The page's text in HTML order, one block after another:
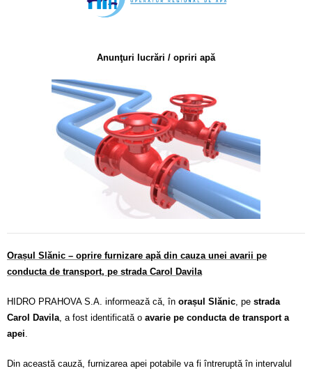
Guvernanță Corporativă
Informații de interes public
Calitatea apei
Anunţuri lucrări / opriri apă
Orașul Slănic – oprire furnizare apă din cauza unei avarii pe
conducta de transport, pe strada Carol Davila
HIDRO PRAHOVA S.A. informează că, în orașul Slănic , pe strada
Carol Davila , a fost identificată o avarie pe conducta de transport a
apei
Din această cauză, furnizarea apei potabile va fi întreruptă în intervalul